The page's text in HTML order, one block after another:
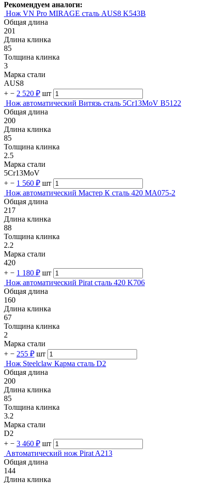
Рекомендуем аналоги:
Нож VN Pro MIRAGE сталь AUS8 K543B
Общая длина
201
Длина клинка
85
Толщина клинка
3
Марка стали
AUS8
+ − 2 520 ₽ шт
Нож автоматический Витязь сталь 5Cr13MoV B5122
Общая длина
200
Длина клинка
85
Толщина клинка
2.5
Марка стали
5Cr13MoV
+ − 1 560 ₽ шт
Нож автоматический Мастер К сталь 420 MA075-2
Общая длина
217
Длина клинка
88
Толщина клинка
2.2
Марка стали
420
+ − 1 180 ₽ шт
Нож автоматический Pirat сталь 420 K706
Общая длина
160
Длина клинка
67
Толщина клинка
2
Марка стали
+ − 255 ₽ шт
Нож Steelclaw Карма сталь D2
Общая длина
200
Длина клинка
85
Толщина клинка
3.2
Марка стали
D2
+ − 3 460 ₽ шт
Автоматический нож Pirat A213
Общая длина
144
Длина клинка